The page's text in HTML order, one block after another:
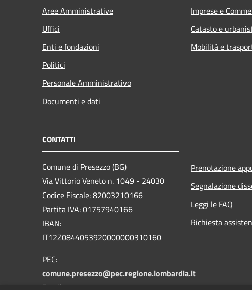
Aree Amministrative
Uffici
Enti e fondazioni
Politici
Personale Amministrativo
Documenti e dati
Imprese e
Catasto e
Mobilità e
CONTATTI
Comune di Presezzo (BG)
Via Vittorio Veneto n. 1049 - 24030
Codice Fiscale: 82003210166
Partita IVA: 01757940166
IBAN:
IT12Z0844053920000000310160
PEC:
comune.presezzo@pec.regione.lombardia.it
Email:
Prenotazione
Segnalazione
Leggi le FAQ
Richiesta